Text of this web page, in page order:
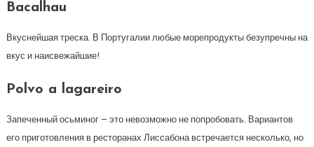
Bacalhau
Вкуснейшая треска. В Португалии любые морепродукты безупречны на
вкус и наисвежайшие!
Polvo a lagareiro
Запеченный осьминог – это невозможно не попробовать. Вариантов
его приготовления в ресторанах Лиссабона встречается несколько, но